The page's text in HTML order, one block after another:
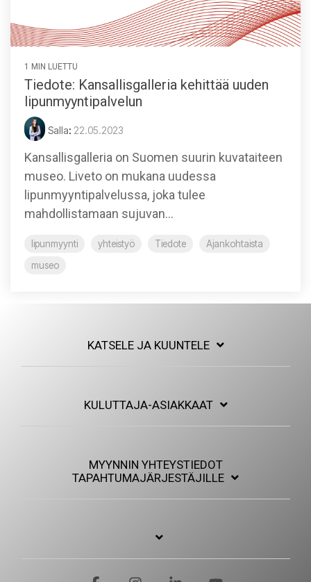
1 MIN LUETTU
Tiedote: Kansallisgalleria kehittää uuden
lipunmyyntipalvelun
Salla: 22.05.2023
Kansallisgalleria on Suomen suurin kuvataiteen
museo. Liveto on mukana uudessa
lipunmyyntipalvelussa, joka tulee
mahdollistamaan sujuvan...
lipunmyynti yhteistyö Tiedote
Ajankohtaista
museo
KATSELE JA KUUNTELE
KULUTTAJA-ASIAKKAAT
MYYNNIN YHTEYSTIEDOT
TAPAHTUMAJÄRJESTÄJILLE